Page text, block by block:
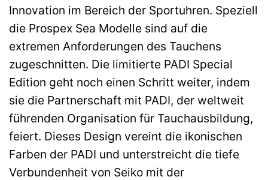
Innovation im Bereich der Sportuhren. Speziell
die Prospex Sea Modelle sind auf die
extremen Anforderungen des Tauchens
zugeschnitten. Die limitierte PADI Special
Edition geht noch einen Schritt weiter, indem
sie die Partnerschaft mit PADI, der weltweit
führenden Organisation für Tauchausbildung,
feiert. Dieses Design vereint die ikonischen
Farben der PADI und unterstreicht die tiefe
Verbundenheit von Seiko mit der